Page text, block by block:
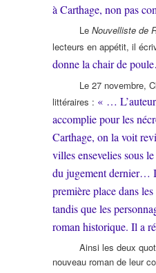
à Carthage, non pas
Le Nouvelliste de
lecteurs en appétit, il
donne la chair de
Le 27 novembre,
littéraires : « … L’auteur
accomplie pour les
Carthage, on la voit
villes ensevelies sous
du jugement dernier…
première place dans
tandis que les
roman historique. Il a
Ainsi les deux
nouveau roman de leur